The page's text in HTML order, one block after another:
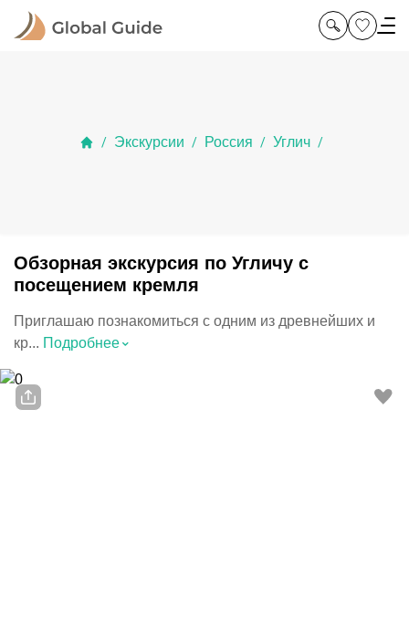
/ Экскурсии / Россия / Углич /
Обзорная экскурсия по Угличу с
посещением кремля
Приглашаю познакомиться с одним из древнейших и
кр... Подробнее⌃